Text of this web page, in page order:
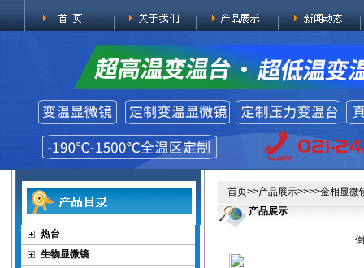
热台
生物显微镜
首页>>产品展示>>>>金相显微
产品展示